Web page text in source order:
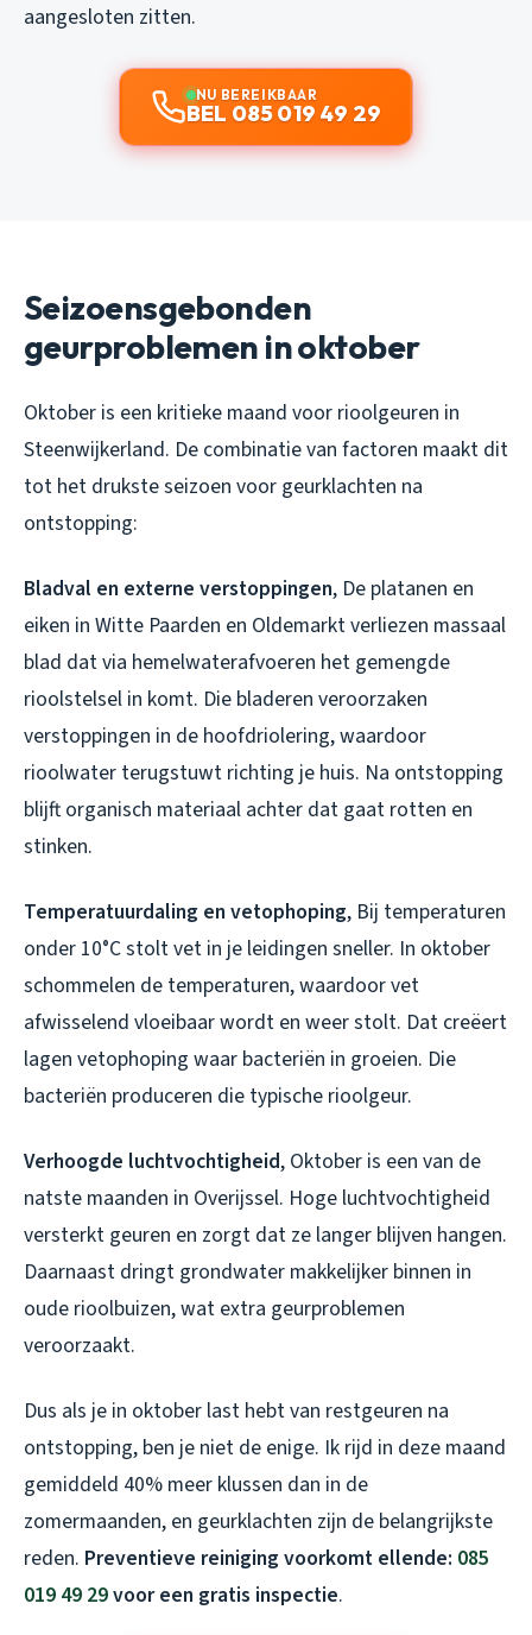
aangesloten zitten.
NU BEREIKBAAR
BEL 085 019 49 29
Seizoensgebonden
geurproblemen in oktober
Oktober is een kritieke maand voor rioolgeuren in
Steenwijkerland. De combinatie van factoren maakt dit
tot het drukste seizoen voor geurklachten na
ontstopping:
Bladval en externe verstoppingen, De platanen en
eiken in Witte Paarden en Oldemarkt verliezen massaal
blad dat via hemelwaterafvoeren het gemengde
rioolstelsel in komt. Die bladeren veroorzaken
verstoppingen in de hoofdriolering, waardoor
rioolwater terugstuwt richting je huis. Na ontstopping
blijft organisch materiaal achter dat gaat rotten en
stinken.
Temperatuurdaling en vetophoping, Bij temperaturen
onder 10°C stolt vet in je leidingen sneller. In oktober
schommelen de temperaturen, waardoor vet
afwisselend vloeibaar wordt en weer stolt. Dat creëert
lagen vetophoping waar bacteriën in groeien. Die
bacteriën produceren die typische rioolgeur.
Verhoogde luchtvochtigheid, Oktober is een van de
natste maanden in Overijssel. Hoge luchtvochtigheid
versterkt geuren en zorgt dat ze langer blijven hangen.
Daarnaast dringt grondwater makkelijker binnen in
oude rioolbuizen, wat extra geurproblemen
veroorzaakt.
Dus als je in oktober last hebt van restgeuren na
ontstopping, ben je niet de enige. Ik rijd in deze maand
gemiddeld 40% meer klussen dan in de
zomermaanden, en geurklachten zijn de belangrijkste
reden. Preventieve reiniging voorkomt ellende: 085
019 49 29voor een gratis inspectie.